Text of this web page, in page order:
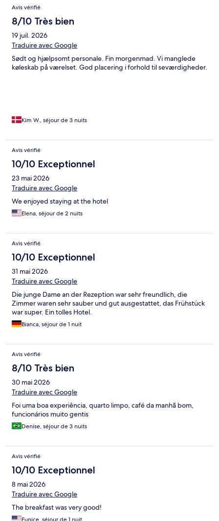
Avis vérifié
8/10 Très bien
19 juil. 2026
Traduire avec Google
Sødt og hjælpsomt personale. Fin morgenmad. Vi manglede
køleskab på værelset. God placering i forhold til seværdigheder.
Kim W., séjour de 3 nuits
Avis vérifié
10/10 Exceptionnel
23 mai 2026
Traduire avec Google
We enjoyed staying at the hotel
Elena, séjour de 2 nuits
Avis vérifié
10/10 Exceptionnel
31 mai 2026
Traduire avec Google
Die junge Dame an der Rezeption war sehr freundlich, die
Zimmer waren sehr sauber und gut ausgestattet, das Frühstück
war super. Ein tolles Hotel.
Bianca, séjour de 1 nuit
Avis vérifié
8/10 Très bien
30 mai 2026
Traduire avec Google
Foi uma boa experiência, quarto limpo, café da manhã bom,
funcionários muito gentis
Denise, séjour de 3 nuits
Avis vérifié
10/10 Exceptionnel
8 mai 2026
Traduire avec Google
The breakfast was very good!